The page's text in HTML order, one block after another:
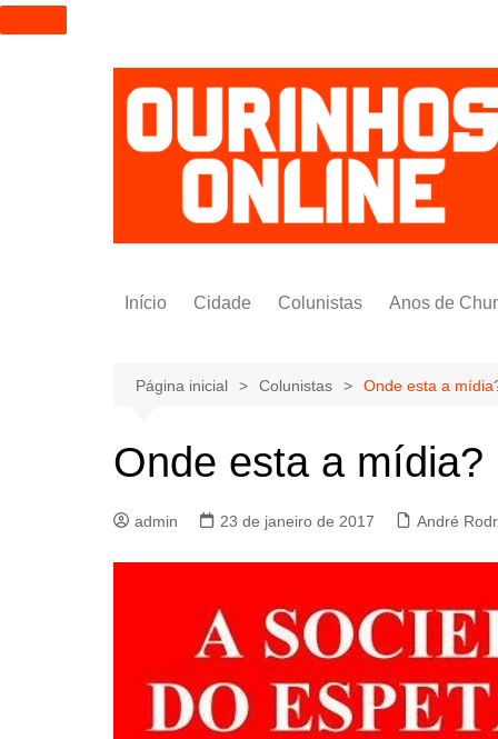
I
r
Início Cidade Colunistas
Pedro Saldida
Bruno Yashinishi
Anos de
Página inicial Colunistas Onde esta a
Onde esta a mídia?
admin 23 de janeiro de 2017 André